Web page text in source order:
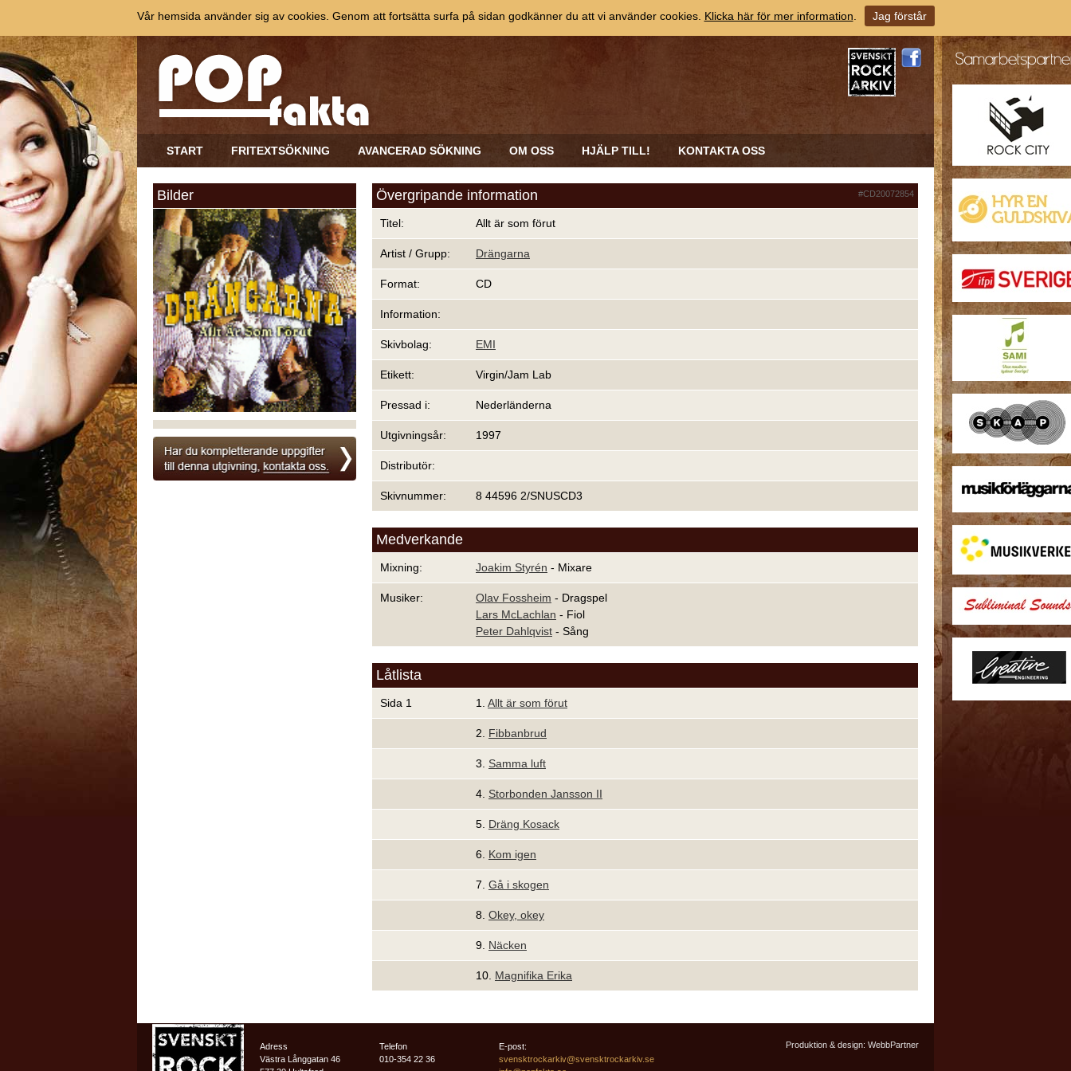
START FRITEXTSÖKNING AVANCERAD SÖKNING OM OSS HJÄLP TILL! KONTAKTA OSS
Bilder Övergripande information #CD20072854
Titel: Allt är som förut
Artist / Grupp: Drängarna
Format: CD
Information:
Skivbolag: EMI
Etikett: Virgin/Jam Lab
Pressad i: Nederländerna
Utgivningsår: 1997
Distributör:
Skivnummer: 8 44596 2/SNUSCD3
Medverkande
Mixning: Joakim Styrén - Mixare
Musiker: Olav Fossheim - Dragspel
Lars McLachlan - Fiol
Peter Dahlqvist - Sång
Låtlista
Sida 1 1. Allt är som förut
2. Fibbanbrud
3. Samma luft
4. Storbonden Jansson II
5. Dräng Kosack
6. Kom igen
7. Gå i skogen
8. Okey, okey
9. Näcken
10. Magnifika Erika
Adress
Västra Långgatan 46
Telefon
010-354 22 36
E-post:
svensktrockarkiv@svensktrockarkiv.se
Produktion & design: WebbPartner
Vår hemsida använder sig av cookies. Genom att fortsätta surfa på sidan godkänner du att vi använder cookies. Klicka här för mer information Jag förstår